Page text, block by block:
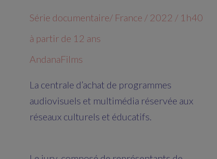
Série documentaire/ France / 2022 / 1h40
à partir de 12 ans
AndanaFilms
La centrale d’achat de programmes
audiovisuels et multimédia réservée aux
réseaux culturels et éducatifs.